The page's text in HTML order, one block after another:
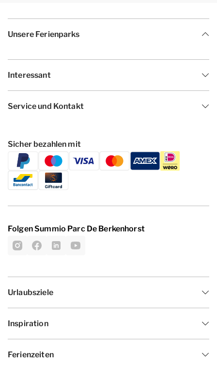
Unsere Ferienparks
Interessant
Service und Kontakt
Sicher bezahlen mit
Folgen Summio Parc De Berkenhorst
Urlaubsziele
Inspiration
Ferienzeiten